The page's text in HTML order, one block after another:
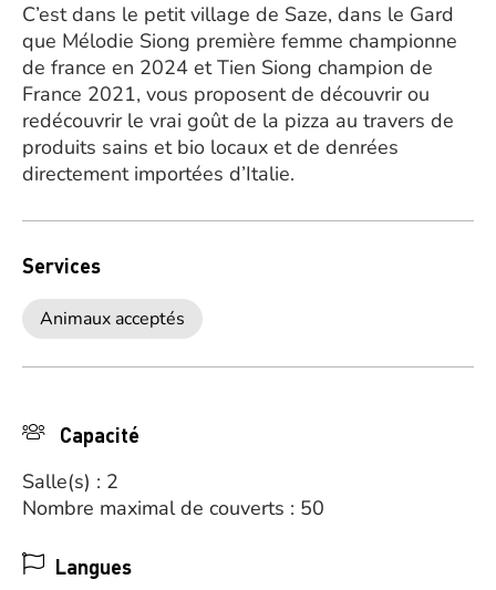
C’est dans le petit village de Saze, dans le Gard
que Mélodie Siong première femme championne
de france en 2024 et Tien Siong champion de
France 2021, vous proposent de découvrir ou
redécouvrir le vrai goût de la pizza au travers de
produits sains et bio locaux et de denrées
directement importées d’Italie.
Services
Animaux acceptés
Capacité
Salle(s) : 2
Nombre maximal de couverts : 50
Langues